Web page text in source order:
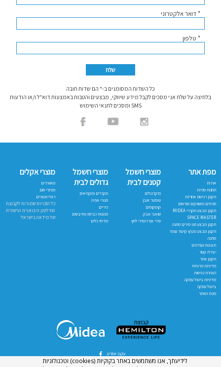
* דואר אלקטרוני
* טלפון
כל השדות המסומנים ב-* הם שדות חובה
בלחיצה על שלח אני מסכים לקבל מידע שיווקי, מבצעים והטבות באמצעות דוא"ל ו/או הודעות
SMS ומסכים לתנאי השימוש
מפת אתר
אודות
תחנות שירות
תקנון רכישת אחריות
סניפים ומשווקים מורשים
תקנון מבצע מקררי MIDEA
SPACE MASTER
תקנון מבצע סט סירים מתנה
תקנון מבצע מגהץ קיטור עומד
מתנה
תצוגות ועודפים
יצירת קשר
תקנון אתר
מדיניות פרטיות
הצהרת נגישות
מדיניות ביטול עסקה
ביטול עסקה
מפת האתר
מוצרי חשמל
קטנים לבית
מיקרוגלים
טוסטר אובן
קומקומים
שואבי אבק
סירי אורז וסירי לחץ
מוצרי חשמל
גדולים לבית
מקררים ומקפיאים
תנורי אפיה
כיריים
מכונות כביסה ומייבשים
מדיחי כלים
מוצרי אקלים
מאווררים
מפזרי חום
ראדיאטורים
כל הזכויות שמורות לקבוצת
המילטון היבואנית הרשמית
של מידאה בישראל
עקבו אחרינו
לידיעתך, אנו משתמשים באתר בקוקיות (cookies) וטכנולוגיות